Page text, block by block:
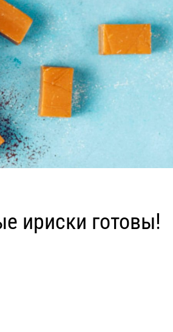
ириски готовы!